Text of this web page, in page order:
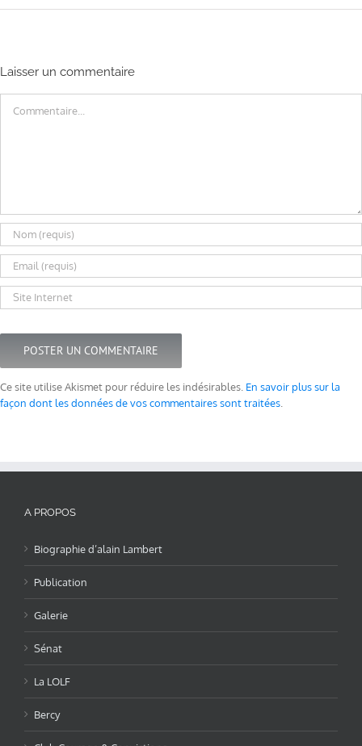
Laisser un commentaire
Ce site utilise Akismet pour réduire les indésirables. En savoir plus sur la
façon dont les données de vos commentaires sont traitées
A PROPOS
Biographie d’alain Lambert
Publication
Galerie
Sénat
La LOLF
Bercy